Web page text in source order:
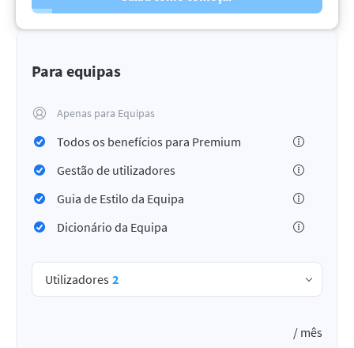
Para equipas
Apenas para Equipas
Todos os benefícios para Premium
Gestão de utilizadores
Guia de Estilo da Equipa
Dicionário da Equipa
Utilizadores 2
/ mês